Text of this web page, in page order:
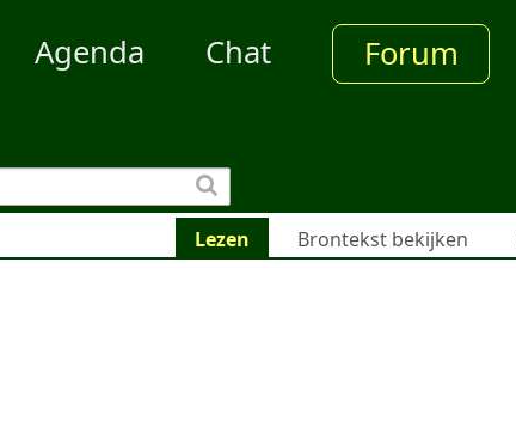
Agenda Chat Forum
Lezen Brontekst bekijken